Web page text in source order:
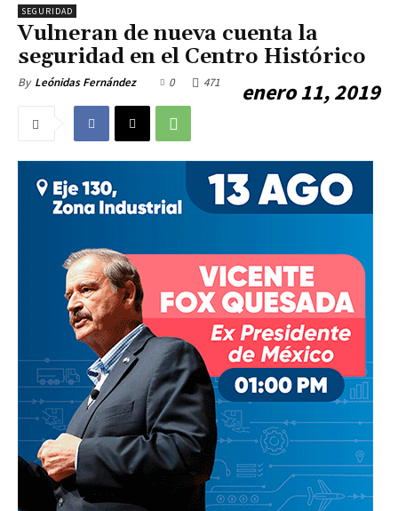
SEGURIDAD
Vulneran de nueva cuenta la
seguridad en el Centro Histórico
By Leónidas Fernández enero 11, 2019
0 471